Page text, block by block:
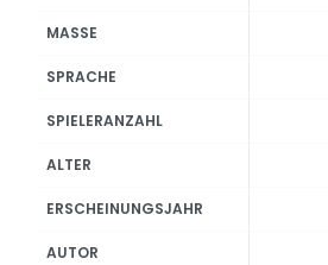
MASSE
SPRACHE
SPIELERANZAHL
ALTER
ERSCHEINUNGSJAHR
AUTOR